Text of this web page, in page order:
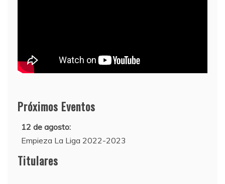
Próximos Eventos
12 de agosto:
Empieza La Liga 2022-2023
10 de agosto:
Supercopa de Europa 2022
Titulares